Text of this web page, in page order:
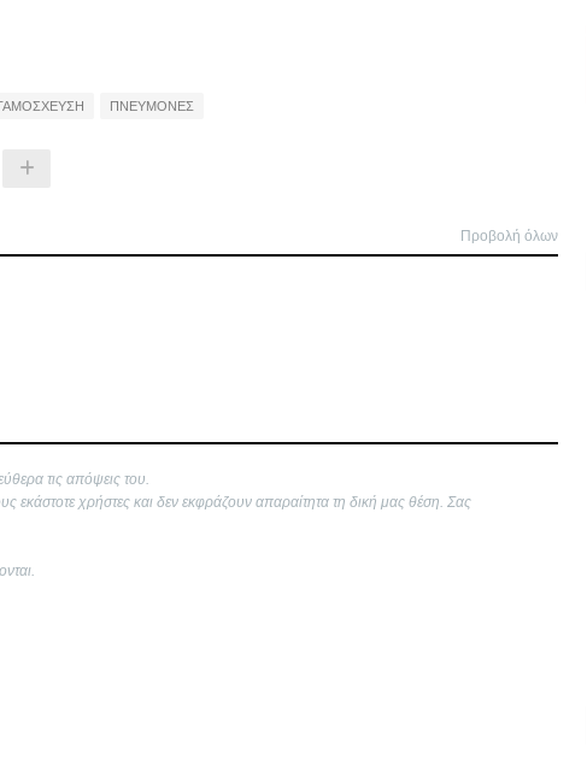
ΠΝΕΥΜΟΝΕΣ
Προβολή όλων
τις απόψεις του.
εκάστοτε χρήστες και δεν εκφράζουν απαραίτητα τη δική μας θέση. Σας